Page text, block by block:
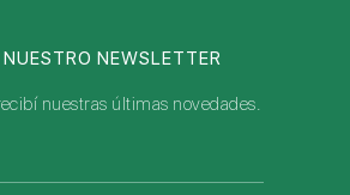
NUESTRO NEWSLETTER
nuestras últimas novedades.